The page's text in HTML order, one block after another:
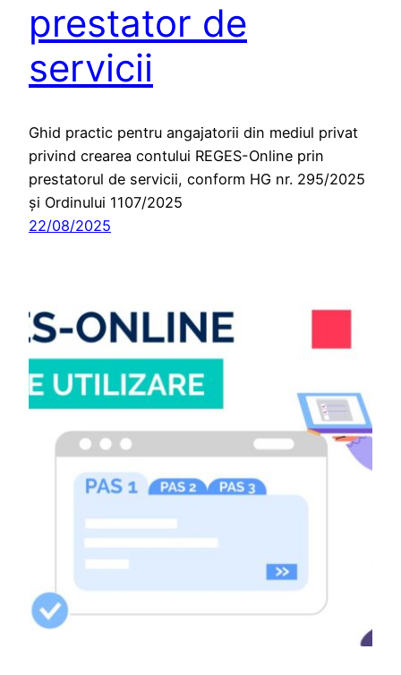
prestator de
servicii
Ghid practic pentru angajatorii din mediul privat
privind crearea contului REGES-Online prin
prestatorul de servicii, conform HG nr. 295/2025
și Ordinului 1107/2025
22/08/2025